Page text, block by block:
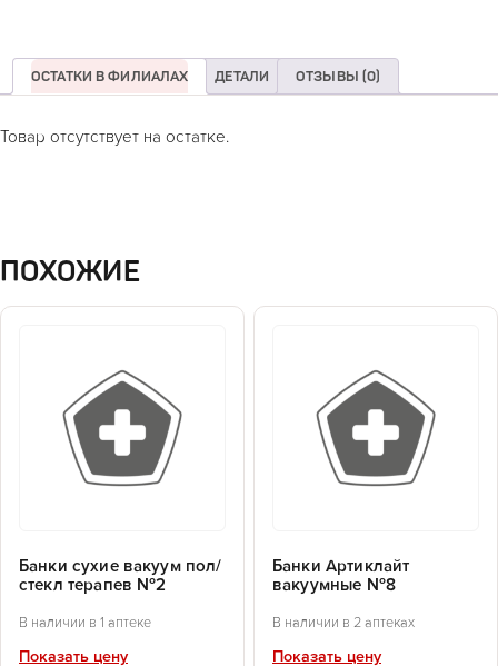
ОСТАТКИ В ФИЛИАЛАХ ДЕТАЛИ ОТЗЫВЫ (0)
Товар отсутствует на остатке.
ПОХОЖИЕ
Банки сухие вакуум пол/
стекл терапев №2
В наличии в 1 аптеке
Показать цену
Банки Артиклайт
вакуумные №8
В наличии в 2 аптеках
Показать цену